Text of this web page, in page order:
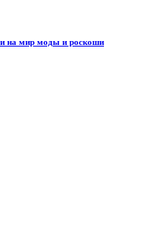
на мир моды и роскоши